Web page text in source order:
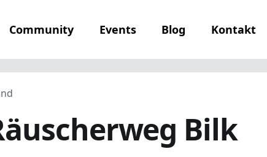
Community Events Blog Kontakt
Bilk